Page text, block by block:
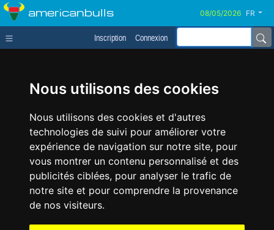
Nous utilisons des cookies
Nous utilisons des cookies et d'autres
technologies de suivi pour améliorer votre
expérience de navigation sur notre site, pour
vous montrer un contenu personnalisé et des
publicités ciblées, pour analyser le trafic de
notre site et pour comprendre la provenance
de nos visiteurs.
americanbulls FR
Inscription Connexion